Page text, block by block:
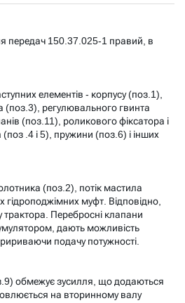
передач 150.37.025-1 правий, в
елементів - корпусу (поз.1),
(поз.3), регулювального гвинта
(поз.11), роликового фіксатора і
.4 і 5), пружини (поз.6) і інших
(поз.2), потік мастила
гідроподжімних муфт. Відповідно,
трактора. Перебросні клапани
дають можливість
подачу потужності.
обмежує зусилля, що додаються
на вторинному валу